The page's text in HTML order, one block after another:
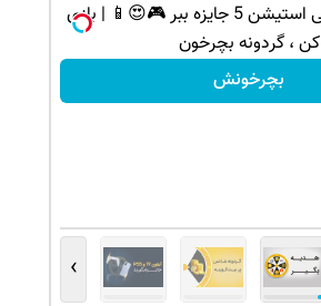
از آیفون 17 تا پلی استیشن 5 جایزه ببر 🎮😍📱 | بازی
کن ، گردونه بچرخون
بچرخونش
›